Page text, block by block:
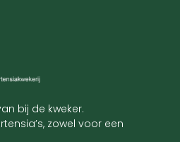
bij de kweker.
zowel voor een